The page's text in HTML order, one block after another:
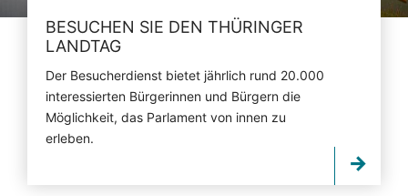
BESUCHEN SIE DEN THÜRINGER
LANDTAG
Der Besucherdienst bietet jährlich rund 20.000
interessierten Bürgerinnen und Bürgern die
Möglichkeit, das Parlament von innen zu
erleben.